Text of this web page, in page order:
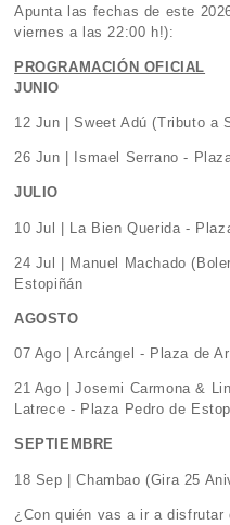
Apunta las fechas de este
viernes a las 22:00 h!):
PROGRAMACIÓN OFICIAL
JUNIO
12 Jun | Sweet Adú (Tributo a
26 Jun | Ismael Serrano -
JULIO
10 Jul | La Bien Querida -
24 Jul | Manuel Machado
Estopiñán
AGOSTO
07 Ago | Arcángel - Plaza de
21 Ago | Josemi Carmona &
Latrece - Plaza Pedro de
SEPTIEMBRE
18 Sep | Chambao (Gira 25
¿Con quién vas a ir a